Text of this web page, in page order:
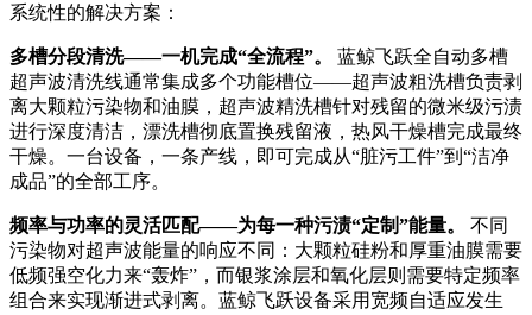
系统性的解决方案：
多槽分段清洗——一机完成“全流程”。
蓝鲸飞跃全自动多槽
超声波清洗线通常集成多个功能槽位——超声波粗洗槽负责剥
离大颗粒污染物和油膜，超声波精洗槽针对残留的微米级污渍
进行深度清洁，漂洗槽彻底置换残留液，热风干燥槽完成最终
干燥。一台设备，一条产线，即可完成从“脏污工件”到“洁净
成品”的全部工序。
频率与功率的灵活匹配——为每一种污渍“定制”能量。
不同
污染物对超声波能量的响应不同：大颗粒硅粉和厚重油膜需要
低频强空化力来“轰炸”，而银浆涂层和氧化层则需要特定频率
组合来实现渐进式剥离。蓝鲸飞跃设备采用宽频自适应发生